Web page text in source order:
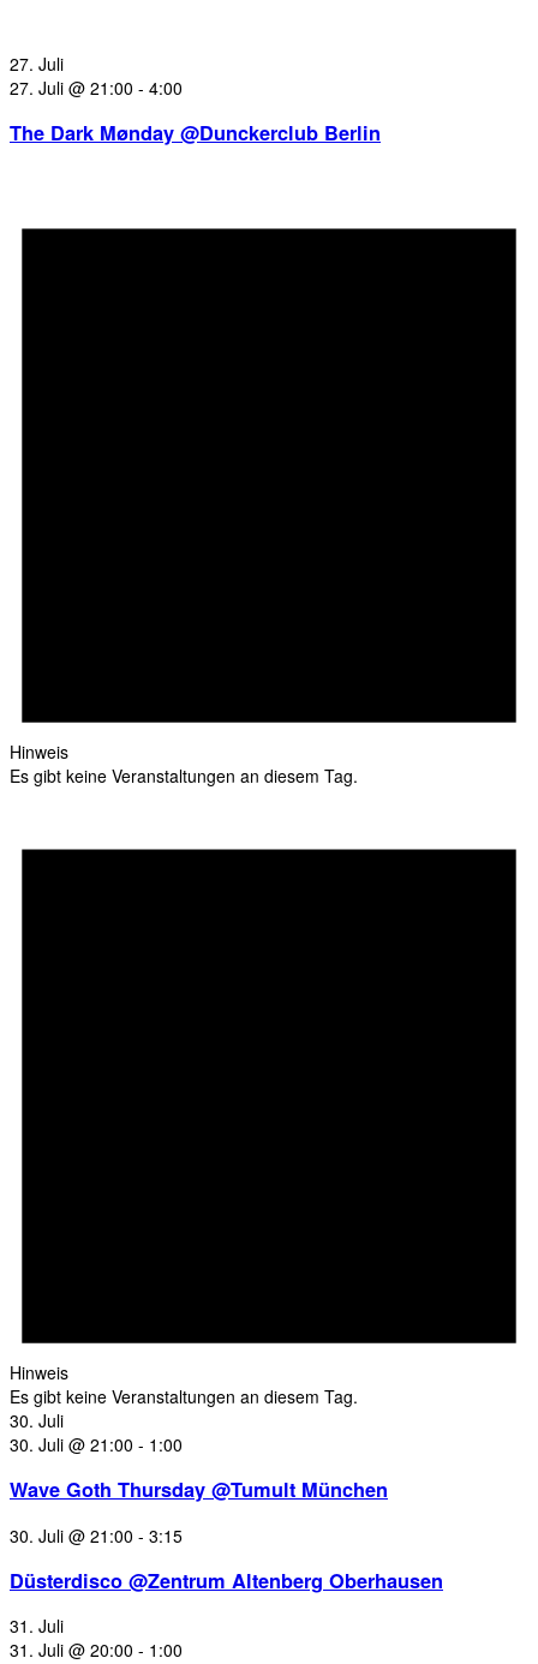
27. Juli
27. Juli @ 21:00 - 4:00
The Dark Mønday @Dunckerclub Berlin
Hinweis
Es gibt keine Veranstaltungen an diesem Tag.
Hinweis
Es gibt keine Veranstaltungen an diesem Tag.
30. Juli
30. Juli @ 21:00 - 1:00
Wave Goth Thursday @Tumult München
30. Juli @ 21:00 - 3:15
Düsterdisco @Zentrum Altenberg Oberhausen
31. Juli
31. Juli @ 20:00 - 1:00